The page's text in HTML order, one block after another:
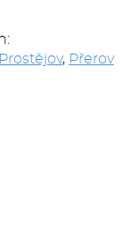
Prostějov, Přerov